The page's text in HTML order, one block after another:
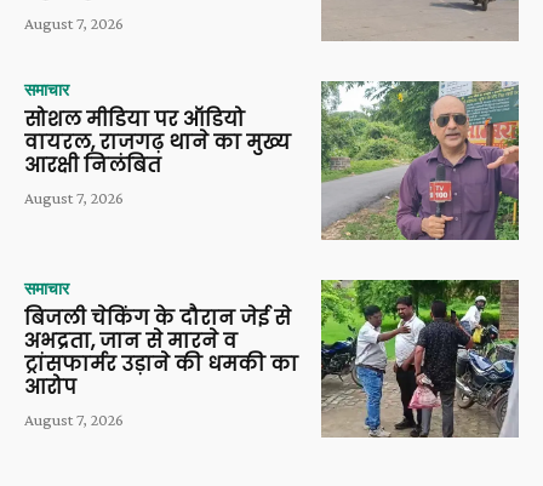
August 7, 2026
समाचार
सोशल मीडिया पर ऑडियो
वायरल, राजगढ़ थाने का मुख्य
आरक्षी निलंबित
August 7, 2026
समाचार
बिजली चेकिंग के दौरान जेई से
अभद्रता, जान से मारने व
ट्रांसफार्मर उड़ाने की धमकी का
आरोप
August 7, 2026